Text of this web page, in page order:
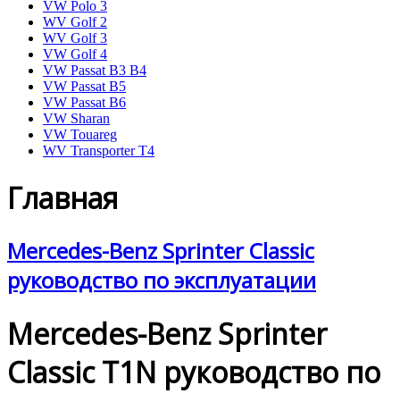
VW Polo 3
WV Golf 2
WV Golf 3
VW Golf 4
VW Passat B3 B4
VW Passat B5
VW Passat B6
VW Sharan
VW Touareg
WV Transporter T4
Главная
Mercedes-Benz Sprinter Classic
руководство по эксплуатации
Mercedes-Benz Sprinter
Classic T1N руководство по